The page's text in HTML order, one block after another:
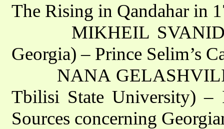
The Rising in Qandahar in
MIKHEIL SVANIDZE
Georgia) – Prince Selim’s
NANA GELASHVILI
Tbilisi State University) –
Sources concerning